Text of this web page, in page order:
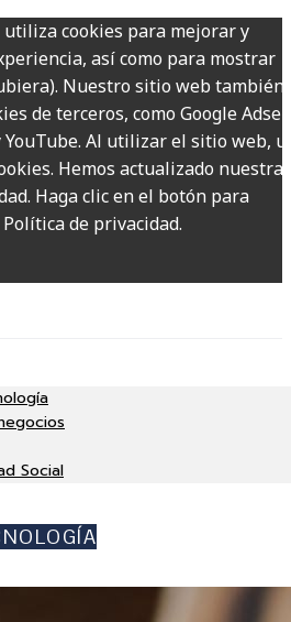
cookies para mejorar y
así como para mostrar
Nuestro sitio web también
de terceros, como Google
YouTube. Al utilizar el sitio web,
Hemos actualizado nuestra
Haga clic en el botón para
de privacidad.
Social